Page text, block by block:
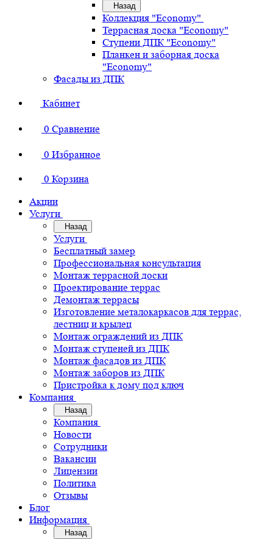
Назад
Коллекция "Economy"
Террасная доска "Economy"
Ступени ДПК "Economy"
Планкен и заборная доска
"Economy"
Фасады из ДПК
Кабинет
0 Сравнение
0 Избранное
0 Корзина
Акции
Услуги
Назад
Услуги
Бесплатный замер
Профессиональная консультация
Монтаж террасной доски
Проектирование террас
Демонтаж террасы
Изготовление металокаркасов для террас,
лестниц и крылец
Монтаж ограждений из ДПК
Монтаж ступеней из ДПК
Монтаж фасадов из ДПК
Монтаж заборов из ДПК
Пристройка к дому под ключ
Компания
Назад
Компания
Новости
Сотрудники
Вакансии
Лицензии
Политика
Отзывы
Блог
Информация
Назад